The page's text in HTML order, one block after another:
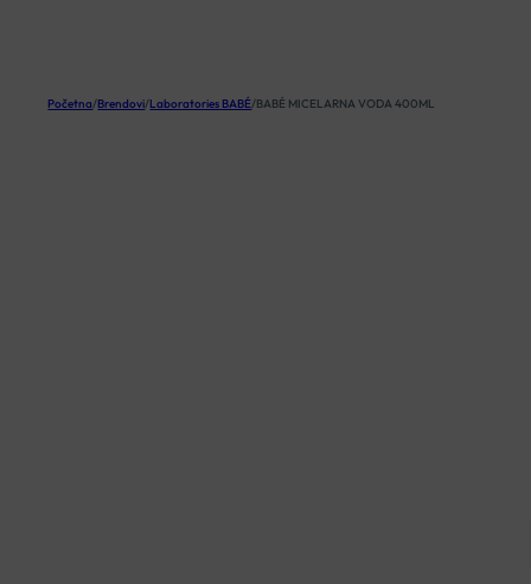
Početna/Brendovi/Laboratories BABÉ/BABÉ MICELARNA VODA 400ML